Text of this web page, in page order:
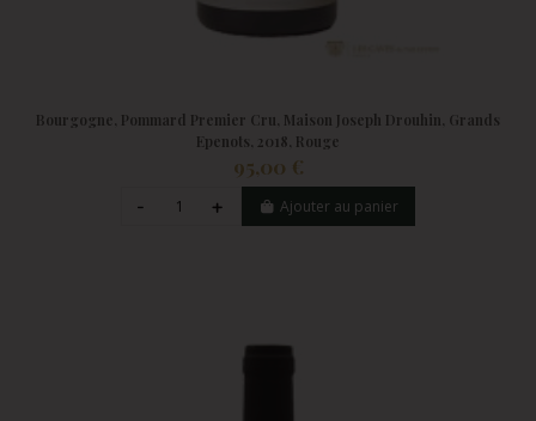
Bourgogne, Pommard Premier Cru, Maison Joseph Drouhin, Grands
Epenots, 2018, Rouge
95,00 €
Ajouter au panier